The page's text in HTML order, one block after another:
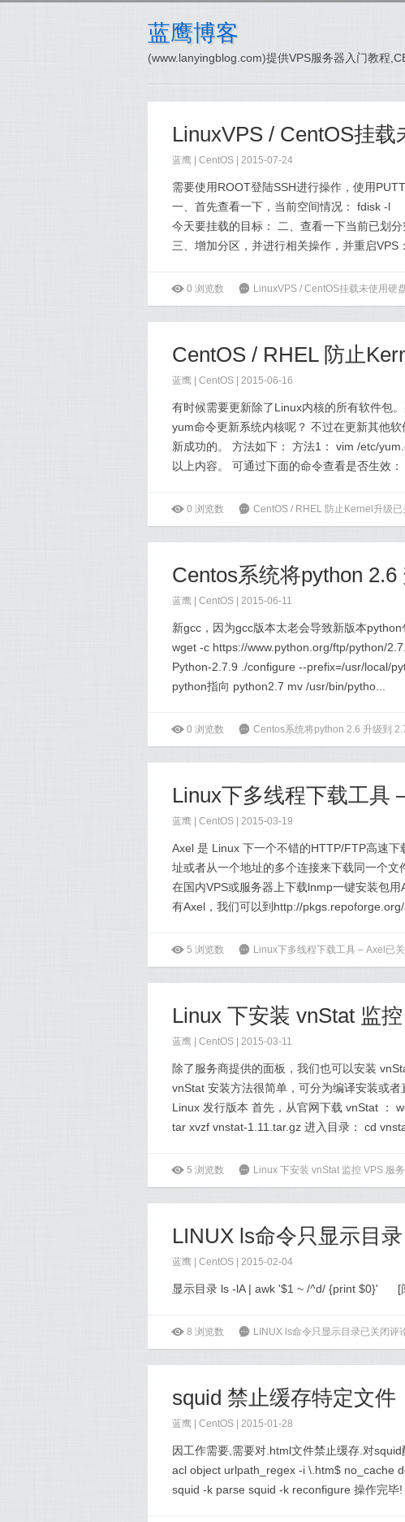
蓝鹰博客
(www.lanyingblog.com)提供VPS服务器入门教程
蓝鹰 | CentOS | 2015-07-24
需要使用ROOT登陆SSH进行操作，使用
一、首先查看一下，当前空间情况： fdisk -l
今天要挂载的目标： 二、查看一下当前已划
三、增加分区，并进行相关操作，并重启
ė 0 浏览数 6 LinuxVPS / CentOS挂载未使用硬
CentOS / RHEL 防止
蓝鹰 | CentOS | 2015-06-16
有时候需要更新除了Linux内核的所有软件包
yum命令更新系统内核呢？ 不过在更新其他
新成功的。 方法如下： 方法1： vim /etc/
以上内容。 可通过下面的命令查看是否生效
ė 0 浏览数 6 CentOS / RHEL 防止Kernel升级已
Centos系统将python 2.6
蓝鹰 | CentOS | 2015-06-11
新gcc，因为gcc版本太老会导致新版本
wget -c https://www.python.org/ftp/python/
Python-2.7.9 ./configure --prefix=/usr/local/
python指向 python2.7 mv /usr/bin/pytho...
ė 0 浏览数 6 Centos系统将python 2.6 升级到
Linux下多线程下载工具
蓝鹰 | CentOS | 2015-03-19
Axel 是 Linux 下一个不错的HTTP/FTP高速
址或者从一个地址的多个连接来下载同一个
在国内VPS或服务器上下载lnmp一键安装包
有Axel，我们可以到http://
ė 5 浏览数 6 Linux下多线程下载工具 – Axel 已
Linux 下安装 vnStat 监
蓝鹰 | CentOS | 2015-03-11
除了服务商提供的面板，我们也可以安装
vnStat 安装方法很简单，可分为编译安装或
Linux 发行版本 首先，从官网下载 vnStat ：
tar xvzf vnstat-1.11.tar.gz 进入目录： cd
ė 5 浏览数 6 Linux 下安装 vnStat 监控 VPS 服
LINUX ls命令只显示目录
蓝鹰 | CentOS | 2015-02-04
显示目录 ls -lA | awk '$1 ~ /^d/ {print $0}' [
ė 8 浏览数 6 LINUX ls命令只显示目录已关闭评
squid 禁止缓存特定文件
蓝鹰 | CentOS | 2015-01-28
因工作需要,需要对.html文件禁止缓存.对
acl object urlpath_regex -i \.htm$ no_cache
squid -k parse squid -k reconfigure 操作完毕!